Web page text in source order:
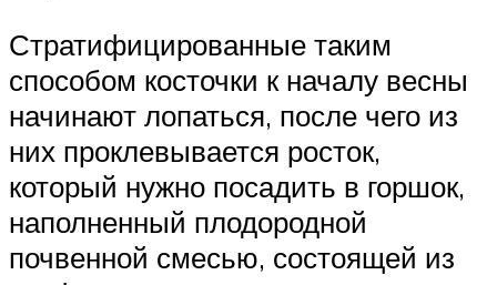
Стратифицированные таким
способом косточки к началу весны
начинают лопаться, после чего из
них проклевывается росток,
который нужно посадить в горшок,
наполненный плодородной
почвенной смесью, состоящей из